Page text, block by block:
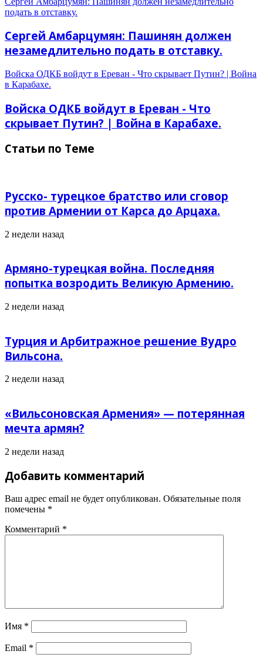
подать в отставку.
Сергей Амбарцумян: Пашинян должен
незамедлительно подать в отставку.
Войска ОДКБ войдут в Ереван - Что скрывает Путин? | Война
в Карабахе.
Войска ОДКБ войдут в Ереван - Что
скрывает Путин? | Война в Карабахе.
Статьи по Теме
Русско- турецкое братство или сговор
против Армении от Карса до Арцаха.
2 недели назад
Армяно-турецкая война. Последняя
попытка возродить Великую Армению.
2 недели назад
Турция и Арбитражное решение Вудро
Вильсона.
2 недели назад
«Вильсоновская Армения» — потерянная
мечта армян?
2 недели назад
Добавить комментарий
Ваш адрес email не будет опубликован. Обязательные поля
помечены *
Комментарий *
Имя *
Email *